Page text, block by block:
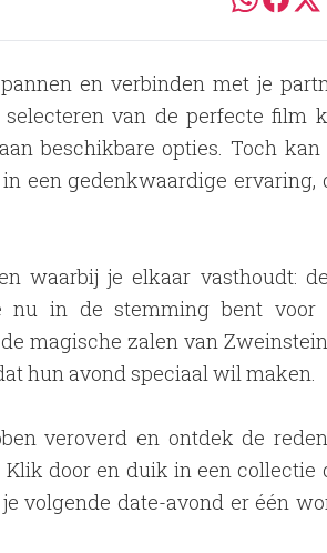
en verbinden met je
van de perfecte film
beschikbare opties. Toch kan
een gedenkwaardige ervaring,
waarbij je elkaar vasthoudt:
nu in de stemming bent voor
magische zalen van
hun avond speciaal wil maken.
veroverd en ontdek de
door en duik in een collectie
volgende date-avond er één